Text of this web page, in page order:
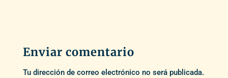
Enviar comentario
Tu dirección de correo electrónico no será publicada.